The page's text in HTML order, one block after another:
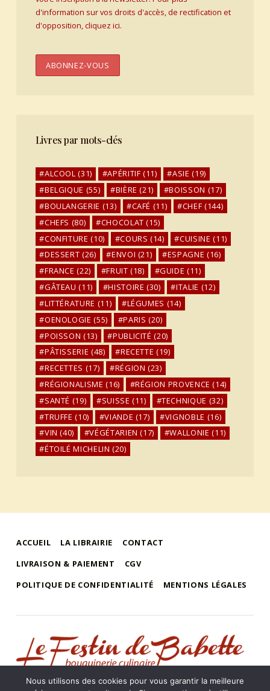
d'information sur vos droits d'accès, de rectification et
d'opposition, cliquez ici.
Livres par mots-clés
ALCOOL (31) APÉRITIF (11) ASIE (19)
BELGIQUE (55) BIÈRE (21) BOISSON (17)
BOULANGERIE (13) CAFÉ (11) CHEF (144)
CHEFS (80) CHOCOLAT (15)
CONFITURE (10) COURS (14) CUISINE (11)
DESSERT (26) ENVOI (21) ESPAGNE (16)
FRANCE (22) FRUIT (18) GUIDE (11)
GÂTEAU (11) HISTOIRE (30) ITALIE (12)
LITTÉRATURE (11) LÉGUMES (14)
OENOLOGIE (55) PARIS (20)
POISSON (13) PUBLICITÉ (20)
PÂTISSERIE (48) RECETTE (19)
RECETTES (17) RÉGION (23)
RÉGIONALISME (16) RÉGION PROVENCE (14)
SANTÉ (19) SUISSE (11) TECHNIQUE (32)
TRUFFE (10) VIANDE (17) VIGNOBLE (16)
VIN (40) VÉGÉTARIEN (17) WALLONIE (11)
ÉTOILÉ MICHELIN (20)
ACCUEIL LA LIBRAIRIE
CONTACT
LIVRAISON & PAIEMENT
CGV
POLITIQUE DE CONFIDENTIALITÉ
MENTIONS LÉGALES
le festin de babette
"LE FESTIN DE BABETTE" – BOUQUINERIE GASTRONOMIQUE
Nous utilisons des cookies pour vous garantir la meilleure